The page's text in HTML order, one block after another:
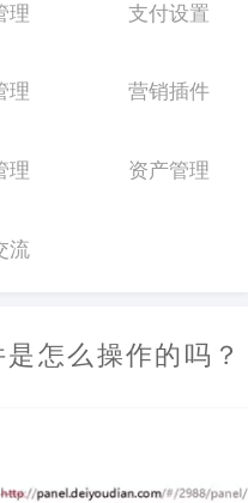
理 支付设置
理 营销插件
理 资产管理
流
怎么操作的吗？